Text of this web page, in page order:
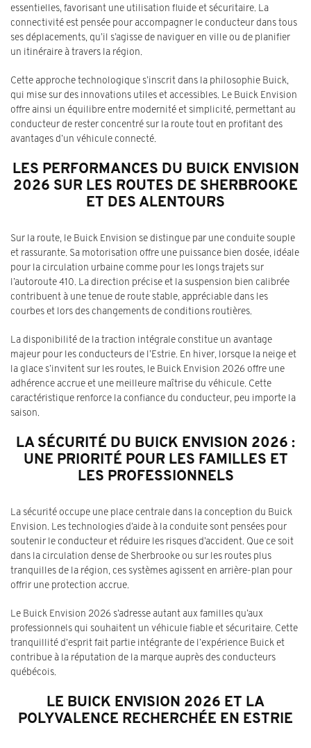
essentielles, favorisant une utilisation fluide et sécuritaire. La
connectivité est pensée pour accompagner le conducteur dans tous
ses déplacements, qu’il s’agisse de naviguer en ville ou de planifier
un itinéraire à travers la région.
Cette approche technologique s’inscrit dans la philosophie Buick,
qui mise sur des innovations utiles et accessibles. Le Buick Envision
offre ainsi un équilibre entre modernité et simplicité, permettant au
conducteur de rester concentré sur la route tout en profitant des
avantages d’un véhicule connecté.
LES PERFORMANCES DU BUICK ENVISION
2026 SUR LES ROUTES DE SHERBROOKE
ET DES ALENTOURS
Sur la route, le Buick Envision se distingue par une conduite souple
et rassurante. Sa motorisation offre une puissance bien dosée, idéale
pour la circulation urbaine comme pour les longs trajets sur
l’autoroute 410. La direction précise et la suspension bien calibrée
contribuent à une tenue de route stable, appréciable dans les
courbes et lors des changements de conditions routières.
La disponibilité de la traction intégrale constitue un avantage
majeur pour les conducteurs de l’Estrie. En hiver, lorsque la neige et
la glace s’invitent sur les routes, le Buick Envision 2026 offre une
adhérence accrue et une meilleure maîtrise du véhicule. Cette
caractéristique renforce la confiance du conducteur, peu importe la
saison.
LA SÉCURITÉ DU BUICK ENVISION 2026 :
UNE PRIORITÉ POUR LES FAMILLES ET
LES PROFESSIONNELS
La sécurité occupe une place centrale dans la conception du Buick
Envision. Les technologies d’aide à la conduite sont pensées pour
soutenir le conducteur et réduire les risques d’accident. Que ce soit
dans la circulation dense de Sherbrooke ou sur les routes plus
tranquilles de la région, ces systèmes agissent en arrière-plan pour
offrir une protection accrue.
Le Buick Envision 2026 s’adresse autant aux familles qu’aux
professionnels qui souhaitent un véhicule fiable et sécuritaire. Cette
tranquillité d’esprit fait partie intégrante de l’expérience Buick et
contribue à la réputation de la marque auprès des conducteurs
québécois.
LE BUICK ENVISION 2026 ET LA
POLYVALENCE RECHERCHÉE EN ESTRIE